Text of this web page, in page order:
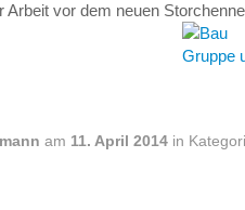
Arbeit vor dem neuen
am 11. April 2014 in